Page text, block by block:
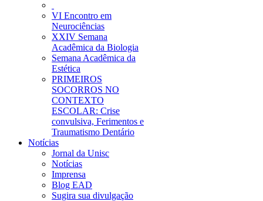
VI Encontro em
Neurociências
XXIV Semana
Acadêmica da Biologia
Semana Acadêmica da
Estética
PRIMEIROS
SOCORROS NO
CONTEXTO
ESCOLAR: Crise
convulsiva, Ferimentos e
Traumatismo Dentário
Notícias
Jornal da Unisc
Notícias
Imprensa
Blog EAD
Sugira sua divulgação